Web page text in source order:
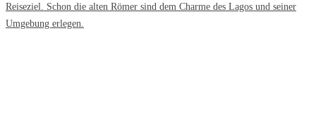
Reiseziel. Schon die alten Römer sind dem Charme des Lagos und seiner
Umgebung erlegen.